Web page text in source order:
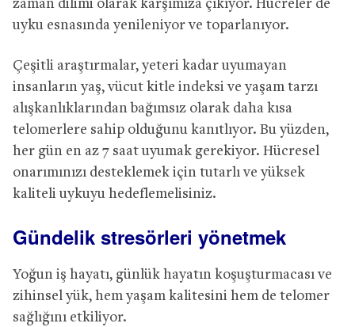
zaman dilimi olarak karşımıza çıkıyor. Hücreler de
uyku esnasında yenileniyor ve toparlanıyor.
Çeşitli araştırmalar, yeteri kadar uyumayan
insanların yaş, vücut kitle indeksi ve yaşam tarzı
alışkanlıklarından bağımsız olarak daha kısa
telomerlere sahip olduğunu kanıtlıyor. Bu yüzden,
her gün en az 7 saat uyumak gerekiyor. Hücresel
onarımınızı desteklemek için tutarlı ve yüksek
kaliteli uykuyu hedeflemelisiniz.
Gündelik stresörleri yönetmek
Yoğun iş hayatı, günlük hayatın koşuşturmacası ve
zihinsel yük, hem yaşam kalitesini hem de telomer
sağlığını etkiliyor.